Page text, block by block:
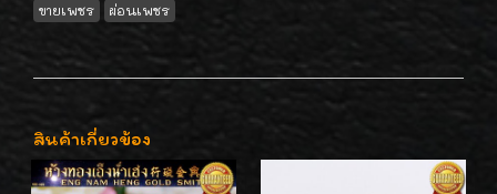
ขายเพชร
ผ่อนเพชร
สินค้าเกี่ยวข้อง